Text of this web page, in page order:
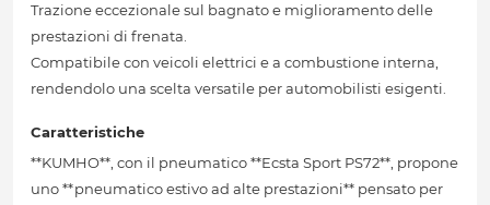
Trazione eccezionale sul bagnato e miglioramento delle
prestazioni di frenata.
Compatibile con veicoli elettrici e a combustione interna,
rendendolo una scelta versatile per automobilisti esigenti.
Caratteristiche
**KUMHO**, con il pneumatico **Ecsta Sport PS72**, propone
uno **pneumatico estivo ad alte prestazioni** pensato per